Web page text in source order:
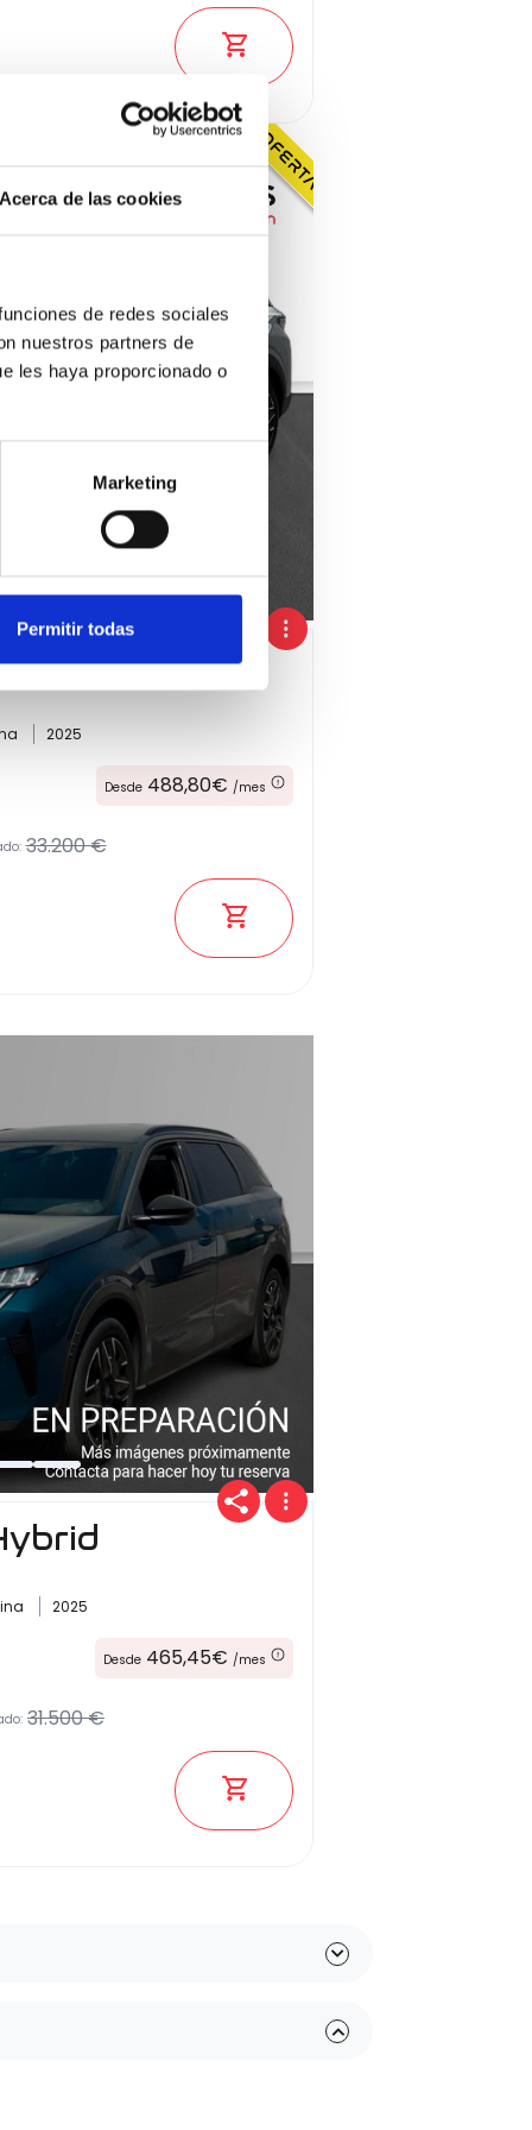
Acerca de las cookies
de redes sociales
nuestros partners de
les haya proporcionado o
Marketing
Permitir todas
Ver los 7 coches
2025
Desde 488,80€ /mes
33.200 €
2025
Desde 465,45€ /mes
31.500 €